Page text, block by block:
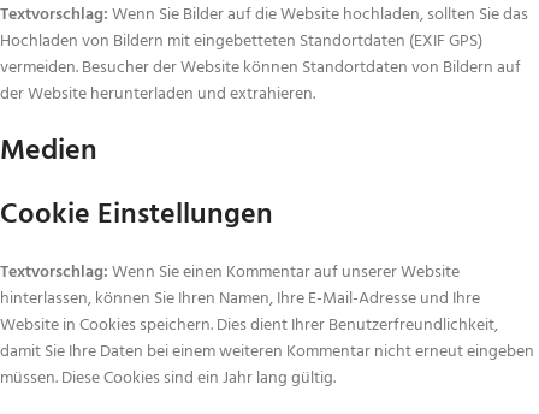
Textvorschlag:Wenn Sie Bilder auf die Website hochladen, sollten Sie das
Hochladen von Bildern mit eingebetteten Standortdaten (EXIF GPS)
vermeiden. Besucher der Website können Standortdaten von Bildern auf
der Website herunterladen und extrahieren.
Medien
Cookie Einstellungen
Textvorschlag:Wenn Sie einen Kommentar auf unserer Website
hinterlassen, können Sie Ihren Namen, Ihre E-Mail-Adresse und Ihre
Website in Cookies speichern. Dies dient Ihrer Benutzerfreundlichkeit,
damit Sie Ihre Daten bei einem weiteren Kommentar nicht erneut eingeben
müssen. Diese Cookies sind ein Jahr lang gültig.